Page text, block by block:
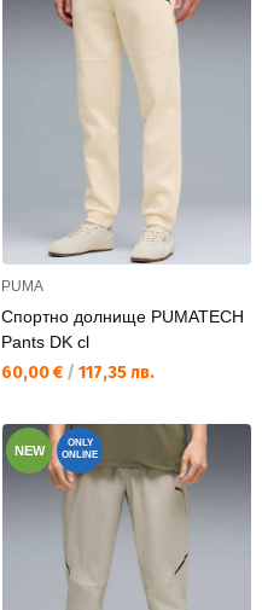
PUMA
Спортно долнище PUMATECH
Pants DK cl
Текуща цена:
60,00 € / 117,35 лв.
NEW
ONLY
ONLINE